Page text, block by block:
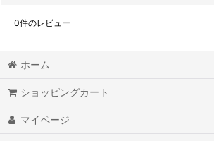
0件のレビュー
ホーム
ショッピングカート
マイページ